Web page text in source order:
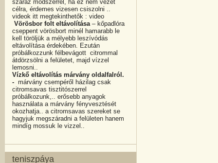
száraz módszerrel, ha ez nem vezet
célra, érdemes vizesen csiszolni ..
videok itt megtekinthetők : video
Vörösbor folt eltávolítása– kőpadlóra
cseppent vörösbort minél hamarabb le
kell töröljük a mélyebb leszívódás
eltávolítása érdekében. Ezután
próbálkozzunk félbevágott citrommal
átdörzsölni a felületet, majd vízzel
lemosni..
Vízkő eltávolítás márvány oldalfalról.
- márvány csempéről házilag csak
citromsavas tisztitószerrel
próbálkozunk,.. erősebb anyagok
használata a márvány fényvesztését
okozhatja.. a citromsavas szereket se
hagyjuk megszáradni a felületen hanem
mindíg mossuk le vizzel..
teniszpáya